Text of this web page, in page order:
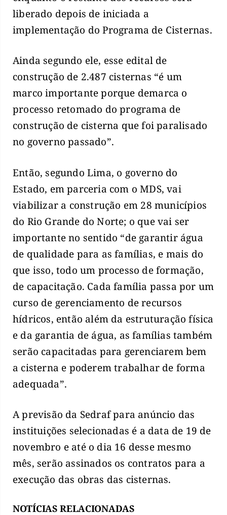
liberado depois de iniciada a
implementação do Programa de Cisternas.
Ainda segundo ele, esse edital de
construção de 2.487 cisternas “é um
marco importante porque demarca o
processo retomado do programa de
construção de cisterna que foi paralisado
no governo passado”.
Então, segundo Lima, o governo do
Estado, em parceria com o MDS, vai
viabilizar a construção em 28 municípios
do Rio Grande do Norte; o que vai ser
importante no sentido “de garantir água
de qualidade para as famílias, e mais do
que isso, todo um processo de formação,
de capacitação. Cada família passa por um
curso de gerenciamento de recursos
hídricos, então além da estruturação física
e da garantia de água, as famílias também
serão capacitadas para gerenciarem bem
a cisterna e poderem trabalhar de forma
adequada”.
A previsão da Sedraf para anúncio das
instituições selecionadas é a data de 19 de
novembro e até o dia 16 desse mesmo
mês, serão assinados os contratos para a
execução das obras das cisternas.
NOTÍCIAS RELACIONADAS